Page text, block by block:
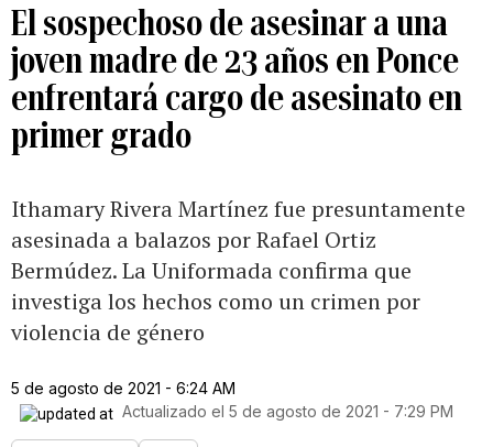
El sospechoso de asesinar a una
joven madre de 23 años en Ponce
enfrentará cargo de asesinato en
primer grado
Ithamary Rivera Martínez fue presuntamente
asesinada a balazos por Rafael Ortiz
Bermúdez. La Uniformada confirma que
investiga los hechos como un crimen por
violencia de género
5 de agosto de 2021 - 6:24 AM
Actualizado el 5 de agosto de 2021 - 7:29 PM